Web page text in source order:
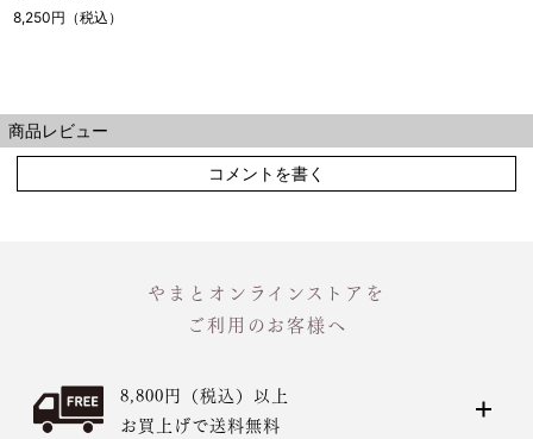
8,250円（税込）
商品レビュー
コメントを書く
やまとオンラインストアを
ご利用のお客様へ
8,800円（税込）以上
お買上げで送料無料